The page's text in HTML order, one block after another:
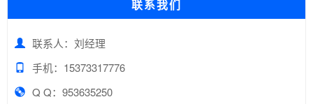
联系我们
联系人：刘经理
手机：15373317776
Q Q：953635250